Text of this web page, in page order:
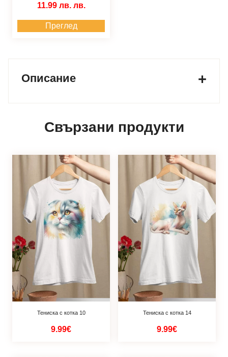
11.99 лв. лв.
Преглед
Описание
Свързани продукти
Тениска с котка 10
9.99€
Тениска с котка 14
9.99€